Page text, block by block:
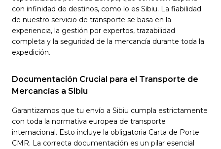
con infinidad de destinos, como lo es Sibiu. La fiabilidad
de nuestro servicio de transporte se basa en la
experiencia, la gestión por expertos, trazabilidad
completa y la seguridad de la mercancía durante toda la
expedición.
Documentación Crucial para el Transporte de
Mercancías a Sibiu
Garantizamos que tu envío a Sibiu cumpla estrictamente
con toda la normativa europea de transporte
internacional. Esto incluye la obligatoria Carta de Porte
CMR. La correcta documentación es un pilar esencial